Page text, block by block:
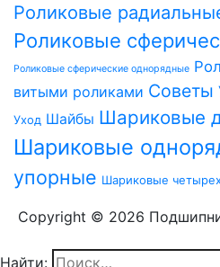
Роликовые
Роликовые
Роликовые сферические однорядные
витыми роликами Советы
Уход Шайбы Шариковые
Шариковые
упорные Шариковые
Copyright © 2026
Найти: